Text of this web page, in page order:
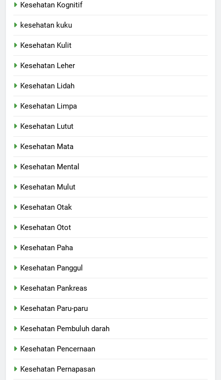
Kesehatan Kognitif
kesehatan kuku
Kesehatan Kulit
Kesehatan Leher
Kesehatan Lidah
Kesehatan Limpa
Kesehatan Lutut
Kesehatan Mata
Kesehatan Mental
Kesehatan Mulut
Kesehatan Otak
Kesehatan Otot
Kesehatan Paha
Kesehatan Panggul
Kesehatan Pankreas
Kesehatan Paru-paru
Kesehatan Pembuluh darah
Kesehatan Pencernaan
Kesehatan Pernapasan